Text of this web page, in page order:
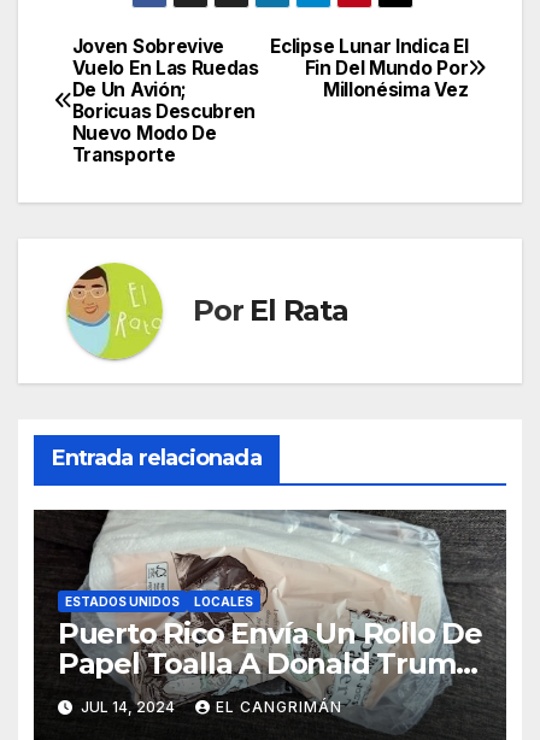
Navegación
de
entradas
Eclipse Lunar Indica El
Fin Del Mundo Por
Millonésima Vez
Joven Sobrevive
Vuelo En Las Ruedas
De Un Avión;
Boricuas Descubren
Nuevo Modo De
Transporte
Por El Rata
Entrada relacionada
ESTADOS UNIDOS LOCALES
Puerto Rico Envía Un Rollo De
Papel Toalla A Donald Trump
Pa’ Que Use Las Hojas De
Curita
JUL 14, 2024 EL CANGRIMÁN